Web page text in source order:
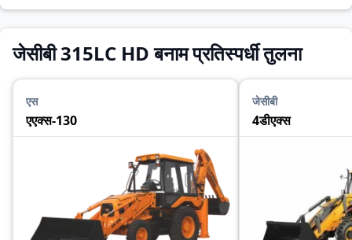
जेसीबी 315LC HD बनाम प्रतिस्पर्धी तुलना
एस
एएक्स-130
जेसीबी
4डीएक्स